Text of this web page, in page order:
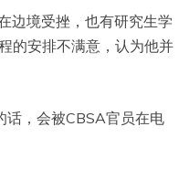
边境受挫，也有研究生学
的安排不满意，认为他并
话，会被CBSA官员在电